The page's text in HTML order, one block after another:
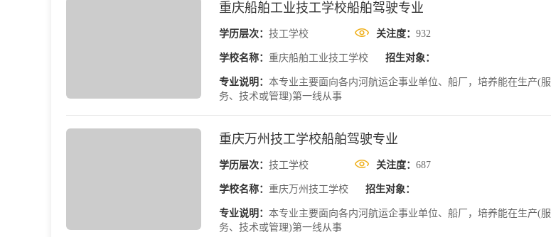
重庆船舶工业技工学校船舶驾驶专业
学历层次： 技工学校 关注度： 932
学校名称： 重庆船舶工业技工学校 招生对象：
专业说明： 本专业主要面向各内河航运企事业单位、船厂，培养能在生产(服
务、技术或管理)第一线从事
重庆万州技工学校船舶驾驶专业
学历层次： 技工学校 关注度： 687
学校名称： 重庆万州技工学校 招生对象：
专业说明： 本专业主要面向各内河航运企事业单位、船厂，培养能在生产(服
务、技术或管理)第一线从事